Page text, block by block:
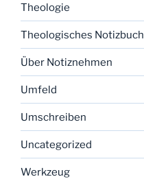
Theologie
Theologisches Notizbuch
Über Notiznehmen
Umfeld
Umschreiben
Uncategorized
Werkzeug